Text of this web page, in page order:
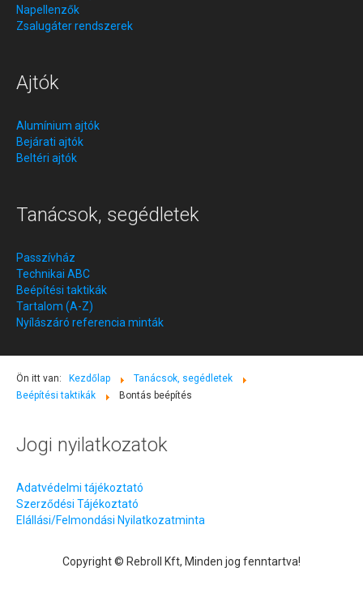
Napellenzők
Zsalugáter rendszerek
Ajtók
Alumínium ajtók
Bejárati ajtók
Beltéri ajtók
Tanácsok, segédletek
Passzívház
Technikai ABC
Beépítési taktikák
Tartalom (A-Z)
Nyílászáró referencia minták
Ön itt van: Kezdőlap
Tanácsok, segédletek
Beépítési taktikák
Bontás beépítés
Jogi nyilatkozatok
Adatvédelmi tájékoztató
Szerződési Tájékoztató
Elállási/Felmondási Nyilatkozatminta
Copyright © Rebroll Kft, Minden jog fenntartva!